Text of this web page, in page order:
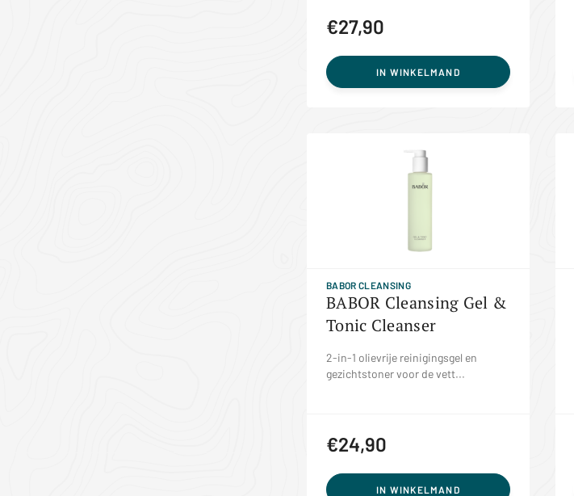
€27,90
IN WINKELMAND
BABOR CLEANSING
BABOR Cleansing Gel &
Tonic Cleanser
2-in-1 olievrije reinigingsgel en
gezichtstoner voor de vett...
€24,90
IN WINKELMAND